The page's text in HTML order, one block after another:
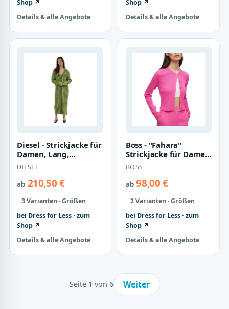
Shop ↗
Details & alle Angebote
Shop ↗
Details & alle Angebote
Diesel - Strickjacke für
Damen, Lang,
Jerseyware (Grün)
DIESEL
ab210,50 €
3 Varianten · Größen
bei Dress for Less · zum
Shop ↗
Details & alle Angebote
Boss - "Fahara"
Strickjacke für Damen
(Pink Mischung)
BOSS
ab98,00 €
2 Varianten · Größen
bei Dress for Less · zum
Shop ↗
Details & alle Angebote
Seite 1 von 6 Weiter